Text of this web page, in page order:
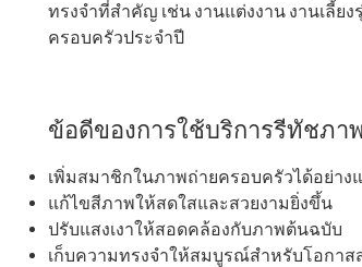
ทรงจำที่สำคัญ เช่น งานแต่งงาน งานเลี้ย
ครอบครัวประจำปี
ข้อดีของการใช้บริการรีทัชภา
เพิ่มสมาชิกในภาพถ่ายครอบครัวได้อย่าง
แก้ไขสีภาพให้สดใสและสวยงามยิ่งขึ้น
ปรับแสงเงาให้สอดคล้องกับภาพต้นฉบับ
เก็บความทรงจำให้สมบูรณ์สำหรับโอกา